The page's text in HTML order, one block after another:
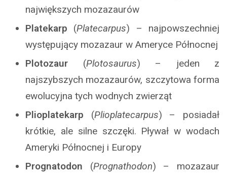
największych mozazaurów
Platekarp (Platecarpus) – najpowszechniej
występujący mozazaur w Ameryce Północnej
Plotozaur (Plotosaurus) – jeden z
najszybszych mozazaurów, szczytowa forma
ewolucyjna tych wodnych zwierząt
Plioplatekarp (Plioplatecarpus) – posiadał
krótkie, ale silne szczęki. Pływał w wodach
Ameryki Północnej i Europy
Prognatodon (Prognathodon) – mozazaur